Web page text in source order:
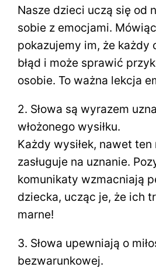
Nasze dzieci uczą się od
sobie z emocjami.
pokazujemy im, że każdy
błąd i może sprawić
osobie. To ważna lekcja
2. Słowa są wyrazem
włożonego wysiłku.
Każdy wysiłek, nawet ten
zasługuje na uznanie.
komunikaty wzmacniają
dziecka, ucząc je, że ich
marne!
3. Słowa upewniają o
bezwarunkowej.